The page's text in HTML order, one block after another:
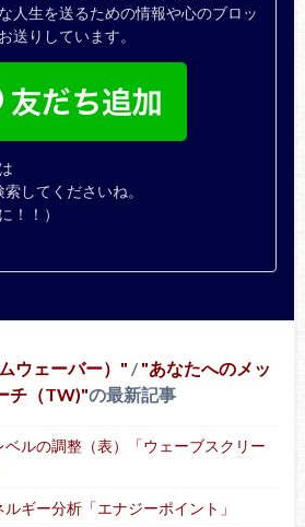
人生を送るための情報や心のブロッ
送りしています。
してくださいね。
！！）
ウェーバー） / あなたへのメッ
チ（TW) の最新記事
ベルの調整（表）「ウェーブスクリー
ルギー分析「エナジーポイント」